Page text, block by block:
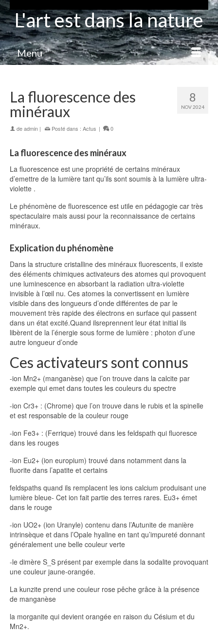
L'art est dans la nature
Menu
8
NOV 2024
La fluorescence des
minéraux
deadmin | Posté dans : Actus | 0
La fluorescence des minéraux
La fluorescence est une propriété de certains minéraux
d’emettre de la lumière tant qu’ils sont soumis à la lumière ultra-
violette .
Le phénomène de fluorescence est utile en pédagogie car très
spectaculaire mais aussi pour la reconnaissance de certains
minéraux.
Explication du phénomène
Dans la structure cristalline des minéraux fluorescents, il existe
des éléments chimiques activateurs des atomes qui provoquent
une luminescence en absorbant la radiation ultra-violette
invisible à l’œil nu. Ces atomes la convertissent en lumière
visible dans des longueurs d’onde différentes de par le
mouvement très rapide des électrons en surface qui passent
dans un état excité.Quand ilsreprennent leur état initial ils
libèrent de la l’énergie sous forme de lumière : photon d’une
autre longueur d’onde
Ces activateurs sont connus
-ion Mn2+ (manganèse) que l’on trouve dans la calcite par
exemple qui emet dans toutes les couleurs du spectre
-ion Cr3+ : (Chrome) que l’on trouve dans le rubis et la spinelle
et est responsable de la couleur rouge
-ion Fe3+ : (Ferrique) trouvé dans les feldspath qui fluoresce
dans les rouges
-ion Eu2+ (ion europium) trouvé dans notamment dans la
fluorite dans l’apatite et certains
feldspaths quand ils remplacent les ions calcium produisant une
lumière bleue- Cet ion fait partie des terres rares. Eu3+ émet
dans le rouge
-ion UO2+ (ion Uranyle) contenu dans l’Autunite de manière
intrinsèque et dans l’Opale hyaline en tant qu’impureté donnant
généralement une belle couleur verte
-le dimère S_S présent par exemple dans la sodalite provoquant
une couleur jaune-orangée.
La kunzite prend une couleur rose pêche grâce à la présence
de manganèse
la morganite qui devient orangée en raison du Césium et du
Mn2+.